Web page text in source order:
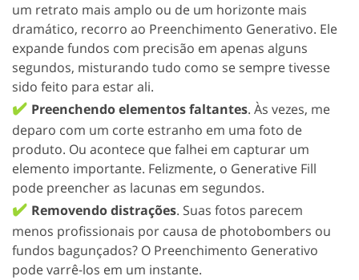
um retrato mais amplo ou de um horizonte mais
dramático, recorro ao Preenchimento Generativo. Ele
expande fundos com precisão em apenas alguns
segundos, misturando tudo como se sempre tivesse
sido feito para estar ali.
✔️ Preenchendo elementos faltantes. Às vezes, me
deparo com um corte estranho em uma foto de
produto. Ou acontece que falhei em capturar um
elemento importante. Felizmente, o Generative Fill
pode preencher as lacunas em segundos.
✔️ Removendo distrações. Suas fotos parecem
menos profissionais por causa de photobombers ou
fundos bagunçados? O Preenchimento Generativo
pode varrê-los em um instante.